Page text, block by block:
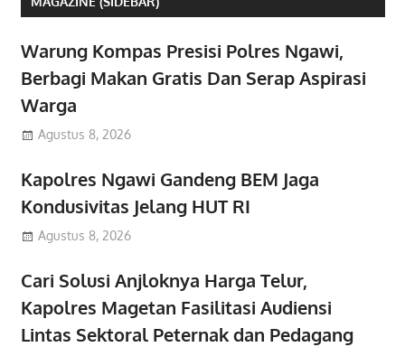
Warung Kompas Presisi Polres Ngawi,
Berbagi Makan Gratis Dan Serap Aspirasi
Warga
Agustus 8, 2026
Kapolres Ngawi Gandeng BEM Jaga
Kondusivitas Jelang HUT RI
Agustus 8, 2026
Cari Solusi Anjloknya Harga Telur,
Kapolres Magetan Fasilitasi Audiensi
Lintas Sektoral Peternak dan Pedagang